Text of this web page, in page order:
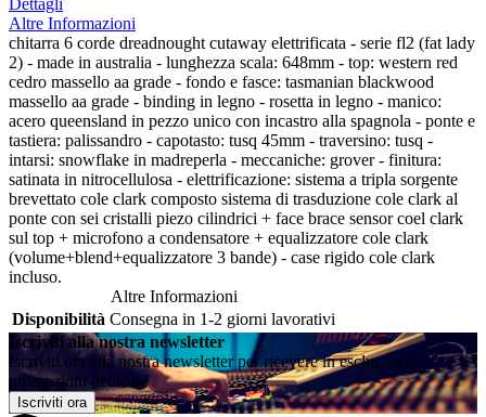
Dettagli
Altre Informazioni
chitarra 6 corde dreadnought cutaway elettrificata - serie fl2 (fat lady
2) - made in australia - lunghezza scala: 648mm - top: western red
cedro massello aa grade - fondo e fasce: tasmanian blackwood
massello aa grade - binding in legno - rosetta in legno - manico:
acero queensland in pezzo unico con incastro alla spagnola - ponte e
tastiera: palissandro - capotasto: tusq 45mm - traversino: tusq -
intarsi: snowflake in madreperla - meccaniche: grover - finitura:
satinata in nitrocellulosa - elettrificazione: sistema a tripla sorgente
brevettato cole clark composto sistema di trasduzione cole clark al
ponte con sei cristalli piezo cilindrici + face brace sensor coel clark
sul top + microfono a condensatore + equalizzatore cole clark
(volume+blend+equalizzatore 3 bande) - case rigido cole clark
incluso.
Altre Informazioni
Disponibilità Consegna in 1-2 giorni lavorativi
Iscriviti alla nostra newsletter
Iscriviti ora alla nostra newsletter per ricevere in esclusiva le
promozioni dedicate
Iscriviti ora